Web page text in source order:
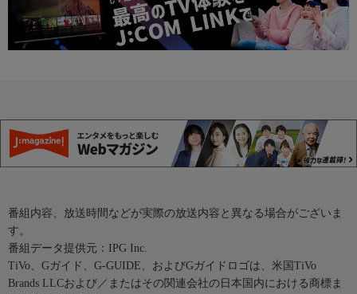
番組内容、放送時間などが実際の放送内容と異なる場合がございま
す。
番組データ提供元：IPG Inc.
TiVo、Gガイド、G-GUIDE、およびGガイドロゴは、米国TiVo
Brands LLCおよび／またはその関連会社の日本国内における商標ま